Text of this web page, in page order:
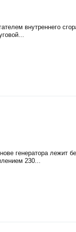
внутреннего
генератора лежит
230...